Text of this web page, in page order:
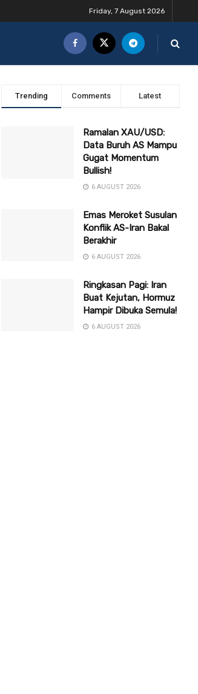
Friday, 7 August 2026
Trending Comments Latest
Ramalan XAU/USD:
Data Buruh AS Mampu
Gugat Momentum
Bullish!
6 AUGUST 2026
Emas Meroket Susulan
Konflik AS-Iran Bakal
Berakhir
6 AUGUST 2026
Ringkasan Pagi: Iran
Buat Kejutan, Hormuz
Hampir Dibuka Semula!
6 AUGUST 2026